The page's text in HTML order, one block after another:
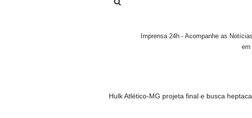
Imprensa 24h - Acompanhe as
em
Hulk Atlético-MG projeta final e busca